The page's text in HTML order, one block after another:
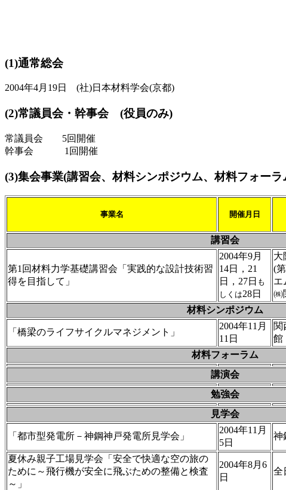
(1)通常総会
2004年4月19日 (社)日本材料学会(京都)
(2)常議員会・幹事会 (役員のみ)
常議員会 5回開催
幹事会 1回開催
(3)集会事業(講習会、材料シンポジウム、材料フォー
事業名 開催月日
講習会
第1回材料力学基礎講習会「実践的な設計技術習
得を目指して」
2004年9月
14日，21
日，27日 も
しくは28日
大
(
エ
㈱
材料シンポジウム
「橋梁のライフサイクルマネジメント」
2004年11月
11日
関
館
材料フォーラム
講演会
勉強会
見学会
「都市型発電所－神鋼神戸発電所見学会」
2004年11月
5日
神
夏休み親子工場見学会「安全で快適な空の旅の
ために～飛行機が安全に飛ぶための整備と検査
～」
2004年8月6
日
全